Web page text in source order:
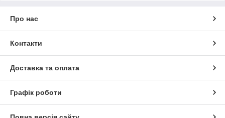
Про нас
Контакти
Доставка та оплата
Графік роботи